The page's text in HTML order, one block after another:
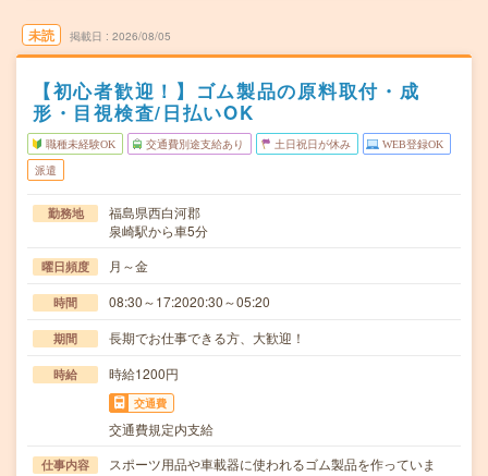
未読 掲載日 2026/08/05
【初心者歓迎！】ゴム製品の原料取付・成
形・目視検査/日払いOK
職種未経験OK 交通費別途支給あり 土日祝日が休み WEB登録OK
派遣
勤務地
福島県西白河郡
泉崎駅から車5分
曜日頻度 月～金
時間 08:30～17:2020:30～05:20
期間 長期でお仕事できる方、大歓迎！
時給 時給1200円
交通費
交通費規定内支給
仕事内容
スポーツ用品や車載器に使われるゴム製品を作っていま